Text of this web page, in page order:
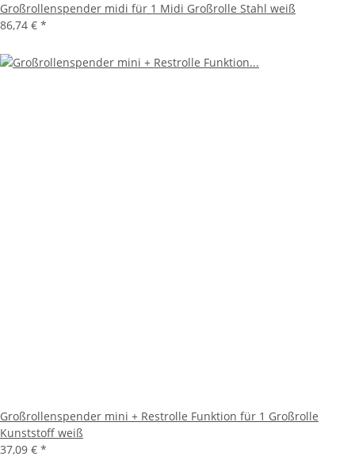
Großrollenspender midi für 1 Midi Großrolle Stahl weiß
86,74 € *
Großrollenspender mini + Restrolle Funktion für 1 Großrolle
Kunststoff weiß
37,09 € *